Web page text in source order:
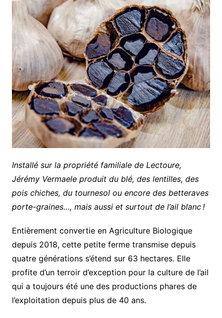
Installé sur la propriété familiale de Lectoure,
Jérémy Vermaele produit du blé, des lentilles, des
pois chiches, du tournesol ou encore des betteraves
porte-graines…, mais aussi et surtout de l’ail blanc !
Entièrement convertie en Agriculture Biologique
depuis 2018, cette petite ferme transmise depuis
quatre générations s’étend sur 63 hectares. Elle
profite d’un terroir d’exception pour la culture de l’ail
qui a toujours été une des productions phares de
l’exploitation depuis plus de 40 ans.